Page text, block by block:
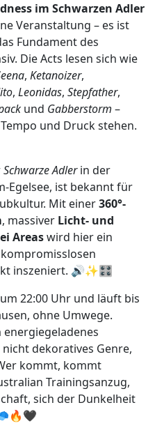
im Schwarzen Adler
Veranstaltung – es ist
Fundament des
Die Acts lesen sich wie
, Ketanoizer,
, Leonidas, Stepfather,
und Gabberstorm –
und Druck stehen.
Schwarze Adlerin der
Egelsee, ist bekannt für
Mit einer360°-
, massiver Licht- und
Areaswird hier ein
inszeniert. 🔊✨🎛️
22:00 Uhr und läuft bis
ohne Umwege.
dekoratives Genre,
kommt, kommt
Trainingsanzug,
sich der Dunkelheit